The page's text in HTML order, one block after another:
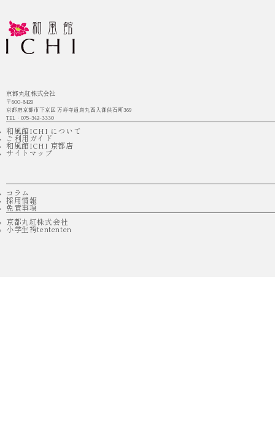
京都丸紅株式会社
〒600-8429
京都府京都市下京区 万寿寺通烏丸西入御供石町369
TEL：075-342-3330
和風館ICHI について
ご利用ガイド
和風館ICHI 京都店
サイトマップ
コラム
採用情報
免責事項
京都丸紅株式会社
小学生袴tententen